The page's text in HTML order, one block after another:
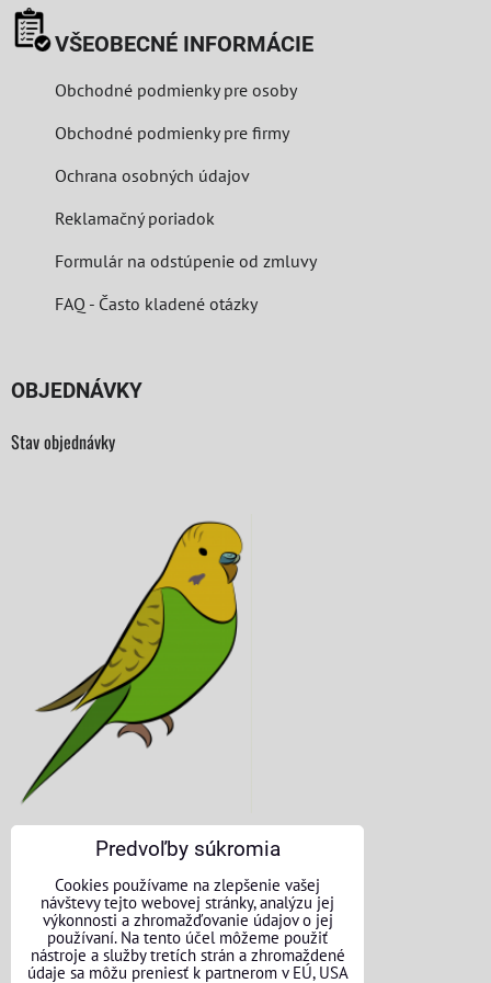
VŠEOBECNÉ INFORMÁCIE
Obchodné podmienky pre osoby
Obchodné podmienky pre firmy
Ochrana osobných údajov
Reklamačný poriadok
Formulár na odstúpenie od zmluvy
FAQ - Často kladené otázky
OBJEDNÁVKY
Stav objednávky
O nás
Kontakt
Predvoľby súkromia
Cookies používame na zlepšenie vašej
návštevy tejto webovej stránky, analýzu jej
výkonnosti a zhromažďovanie údajov o jej
používaní. Na tento účel môžeme použiť
nástroje a služby tretích strán a zhromaždené
údaje sa môžu preniesť k partnerom v EÚ, USA